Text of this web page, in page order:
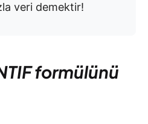
veri demektir!
formülünü